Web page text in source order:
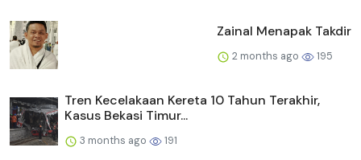
Zainal Menapak Takdir
2 months ago 195
Tren Kecelakaan Kereta 10 Tahun Terakhir,
Kasus Bekasi Timur...
3 months ago 191